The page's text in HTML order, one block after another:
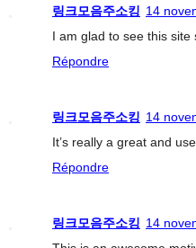
링크모음주소킹 14
I am glad to see this
Répondre
링크모음주소킹 14
It’s really a great and
Répondre
링크모음주소킹 14